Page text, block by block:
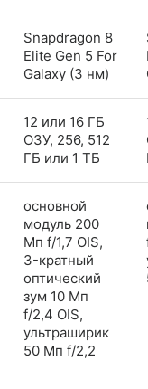
Snapdragon 8
Elite Gen 5 For
Galaxy (3 нм)
12 или 16 ГБ
ОЗУ, 256, 512
ГБ или 1 ТБ
основной
модуль 200
Мп f/1,7 OIS,
3-кратный
оптический
зум 10 Мп
f/2,4 OIS,
ультраширик
50 Мп f/2,2